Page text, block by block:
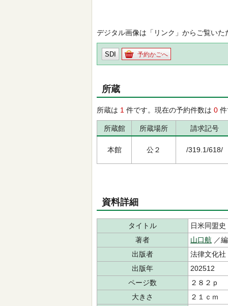
デジタル画像は「リンク」からご覧いた
SDI 予約かごへ
所蔵
所蔵は 1 件です。現在の予約件数は 0 件
所蔵館 所蔵場所 請求記号
本館 公２ /319.1/618/
資料詳細
タイトル
日米同盟史
著者
山口航 ／編
出版者
法律文化社
出版年
202512
ページ数
２８２ｐ
大きさ
２１ｃｍ